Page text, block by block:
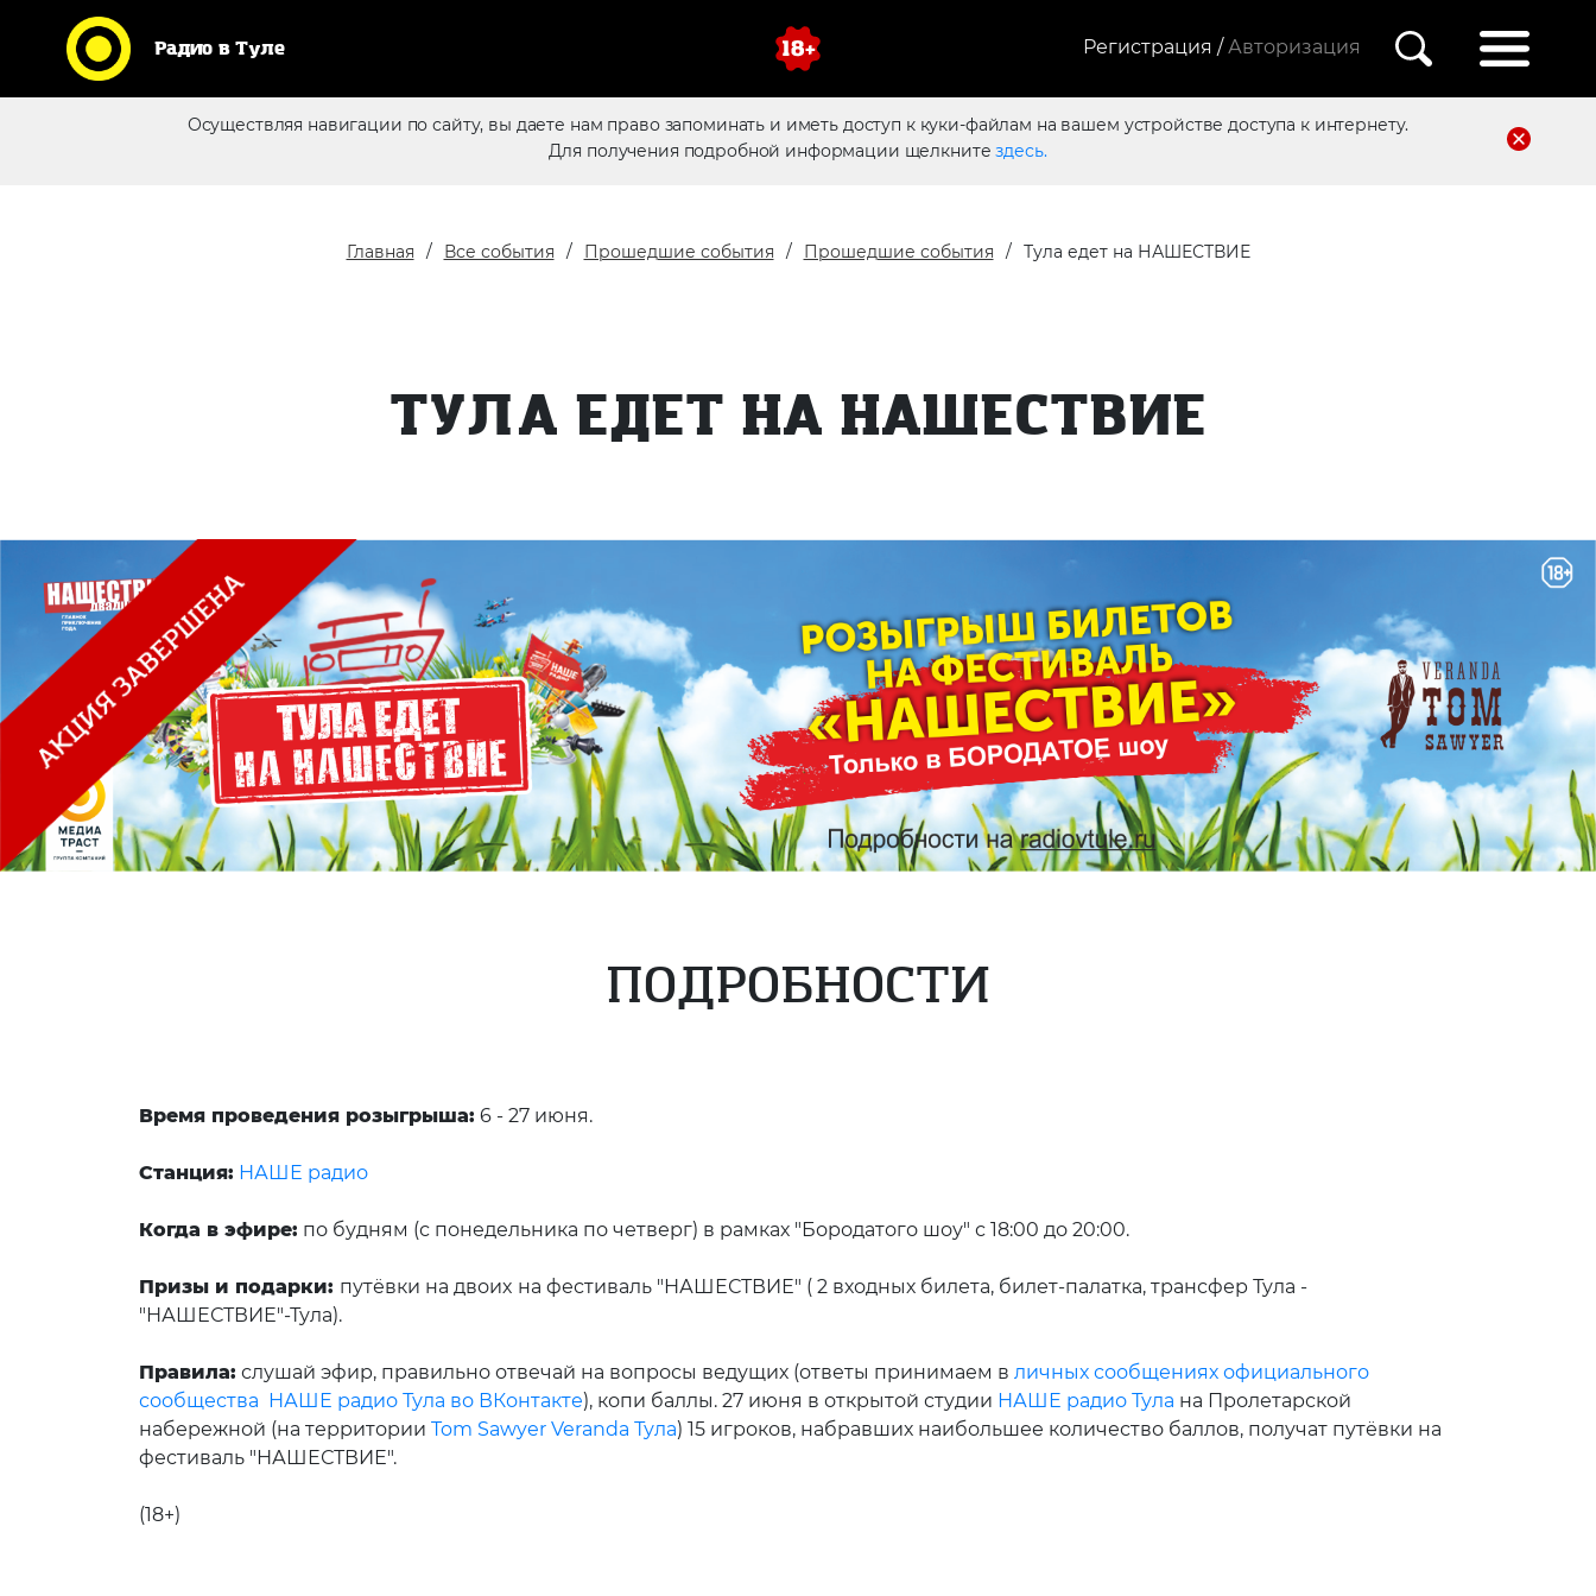
Радио в Туле Регистрация / Авторизация
Осуществляя навигации по сайту, вы даете нам право запоминать и иметь доступ к куки-файлам на вашем устройстве доступа к интернету.
Для получения подробной информации щелкнитездесь.
Кликни по логотипу любимой
станции и слушай радио
Главная Все события Прошедшие события Прошедшие события Тула едет на НАШЕСТВИЕ
ТУЛА ЕДЕТ НА НАШЕСТВИЕ
ПОДРОБНОСТИ
Время проведения розыгрыша: 6 - 27 июня.
Станция: НАШЕ радио
Когда в эфире: по будням (с понедельника по четверг) в рамках "Бородатого шоу" с 18:00 до 20:00.
Призы и подарки: путёвки на двоих на фестиваль "НАШЕСТВИЕ" ( 2 входных билета, билет-палатка, трансфер Тула -
"НАШЕСТВИЕ"-Тула).
Правила: слушай эфир, правильно отвечай на вопросы ведущих (ответы принимаем в личных сообщениях официального
сообщества НАШЕ радио Тула во ВКонтакте), копи баллы. 27 июня в открытой студии НАШЕ радио Тула на Пролетарской
набережной (на территории Tom Sawyer Veranda Тула) 15 игроков, набравших наибольшее количество баллов, получат путёвки на
фестиваль "НАШЕСТВИЕ".
(18+)